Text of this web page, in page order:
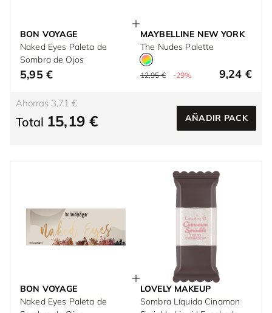
BON VOYAGE
Naked Eyes Paleta de
Sombra de Ojos
5,95 €
MAYBELLINE NEW YORK
The Nudes Palette
12,95 € -29% 9,24 €
Ahorras 3,71 €
Total 15,19 € AÑADIR PACK
BON VOYAGE
Naked Eyes Paleta de
LOVELY MAKEUP
Sombra Líquida Cinamon